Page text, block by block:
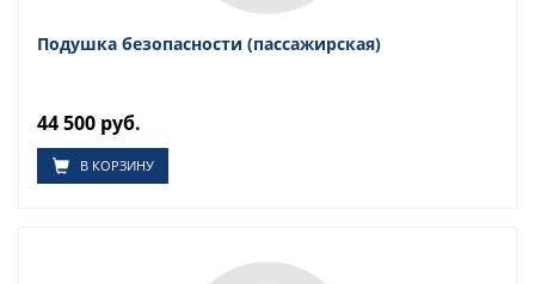
Подушка безопасности (пассажирская)
44 500 руб.
В КОРЗИНУ